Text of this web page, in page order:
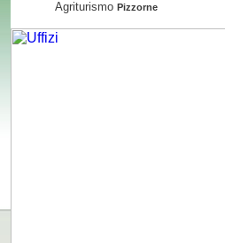
Agriturismo Pizzorne